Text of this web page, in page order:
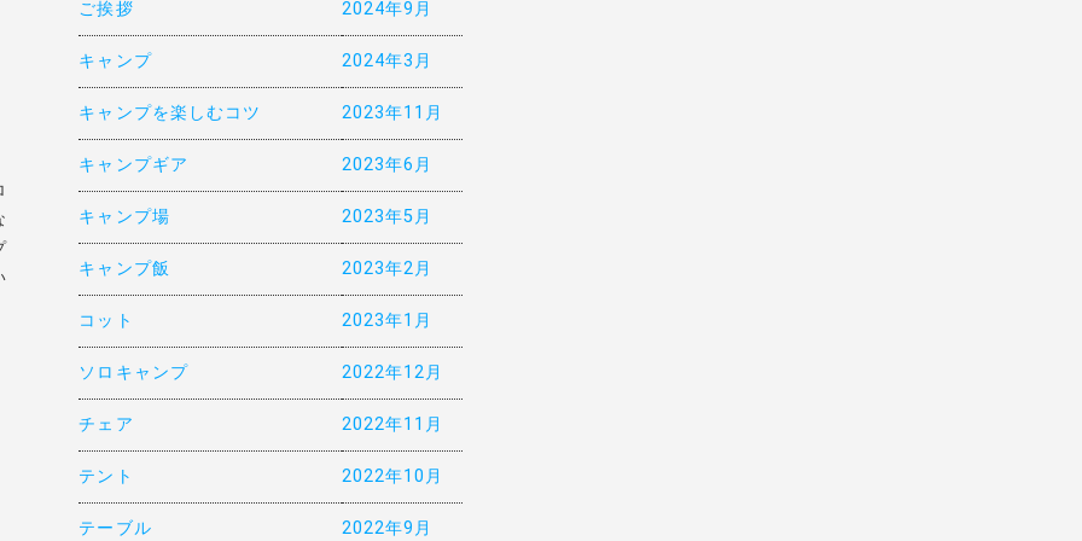
ご挨拶
キャンプ
キャンプを楽しむコツ
キャンプギア
キャンプ場
キャンプ飯
コット
ソロキャンプ
チェア
テント
テーブル
2024年9月
2024年3月
2023年11月
2023年6月
2023年5月
2023年2月
2023年1月
2022年12月
2022年11月
2022年10月
2022年9月